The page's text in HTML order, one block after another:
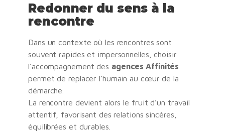
Redonner du sens à la
rencontre
Dans un contexte où les rencontres sont
souvent rapides et impersonnelles, choisir
l’accompagnement des agences Affinités
permet de replacer l’humain au cœur de la
démarche.
La rencontre devient alors le fruit d’un travail
attentif, favorisant des relations sincères,
équilibrées et durables.